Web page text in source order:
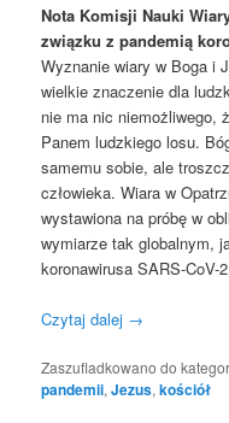
Nota Komisji Nauki
związku z pandemią
Wyznanie wiary w Boga i
wielkie znaczenie dla
nie ma nic niemożliwego,
Panem ludzkiego losu.
samemu sobie, ale
człowieka. Wiara w
wystawiona na próbę w
wymiarze tak globalnym,
koronawirusa SARS-CoV-
Czytaj dalej →
Zaszufladkowano do
pandemii,Jezus,kościół